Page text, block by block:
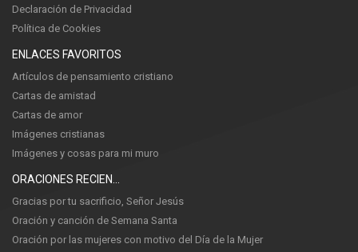
Declaración de Privacidad
Política de Cookies
ENLACES FAVORITOS
Artículos de pensamiento cristiano
Cartas de amistad
Cartas de amor
Imágenes cristianas
Imágenes y cosas para mi muro
Gracias por tu sacrificio, Señor Jesús
Oración y canción de Semana Santa
Oración por las mujeres con motivo del Día de la Mujer